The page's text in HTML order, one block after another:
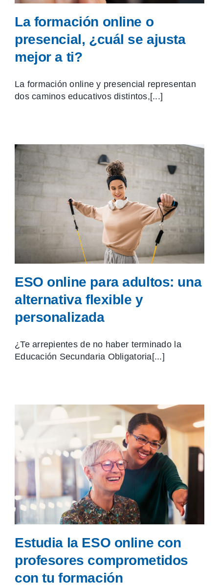
La formación online o
presencial, ¿cuál se ajusta
mejor a ti?
La formación online y presencial representan
dos caminos educativos distintos,[...]
ESO online para adultos: una
alternativa flexible y
personalizada
¿Te arrepientes de no haber terminado la
Educación Secundaria Obligatoria[...]
Estudia la ESO online con
profesores comprometidos
con tu formación